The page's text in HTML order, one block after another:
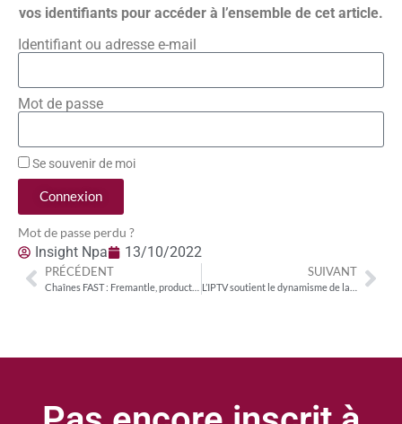
vos identifiants pour accéder à l’ensemble de cet article.
Identifiant ou adresse e-mail
Mot de passe
Se souvenir de moi
Connexion
Mot de passe perdu ?
Insight Npa 13/10/2022
PRÉCÉDENT SUIVANT